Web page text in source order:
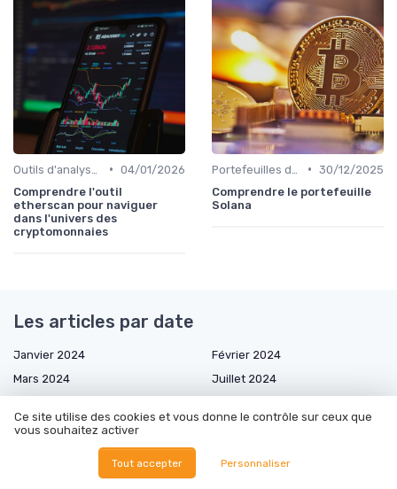
• 04/01/2026
Comprendre l'outil
etherscan pour naviguer
dans l'univers des
cryptomonnaies
• 30/12/2025
Comprendre le portefeuille
Solana
Les articles par date
Janvier 2024
Février 2024
Mars 2024
Juillet 2024
Décembre 2024
Ce site utilise des cookies et vous donne le contrôle sur ceux que
vous souhaitez activer
Tout accepter Personnaliser